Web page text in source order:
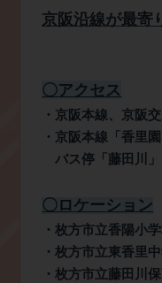
京阪沿線が最寄
​〇アクセス
・京阪本線、京阪
・京阪本線「香里
バス停「藤田川
​〇ロケーション
・枚方市立香陽小
・枚方市立東香里
・枚方市立藤田川